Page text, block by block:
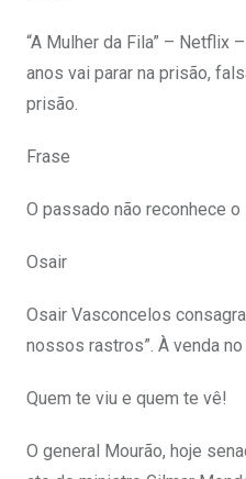
“A Mulher da Fila” – Netflix
anos vai parar na prisão,
prisão.
Frase
O passado não reconhece
Osair
Osair Vasconcelos
nossos rastros”. À venda
Quem te viu e quem te vê!
O general Mourão, hoje